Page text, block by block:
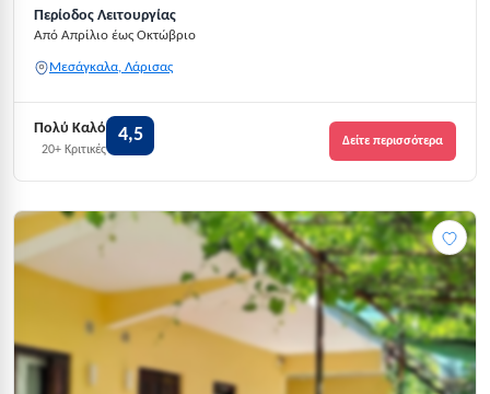
Περίοδος Λειτουργίας
Από Απρίλιο έως Οκτώβριο
Μεσάγκαλα, Λάρισας
Πολύ Καλό
20+ Κριτικές
4,5 Δείτε περισσότερα